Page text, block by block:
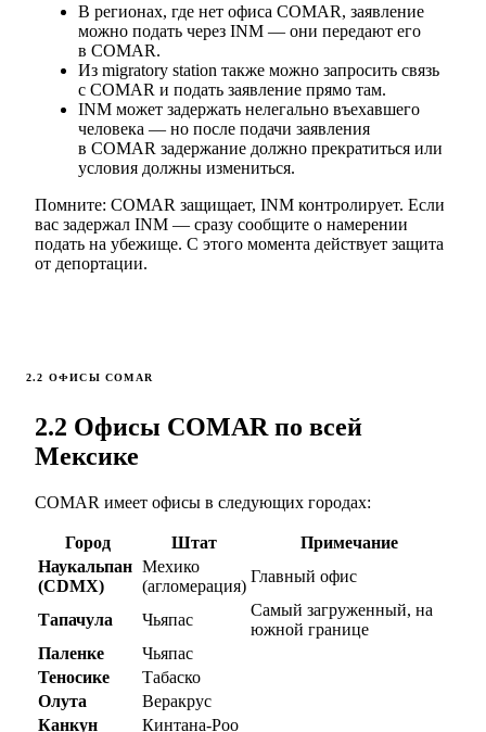
В регионах, где нет офиса COMAR, заявление
можно подать через INM — они передают его
в COMAR.
Из migratory station также можно запросить связь
с COMAR и подать заявление прямо там.
INM может задержать нелегально въехавшего
человека — но после подачи заявления
в COMAR задержание должно прекратиться или
условия должны измениться.
Помните: COMAR защищает, INM контролирует. Если
вас задержал INM — сразу сообщите о намерении
подать на убежище. С этого момента действует защита
от депортации.
2.2 ОФИСЫ COMAR
2.2 Офисы COMAR по всей
Мексике
COMAR имеет офисы в следующих городах:
Город Штат
Примечание
Наукальпан
(CDMX)
Мехико
(агломерация)
Главный офис
Тапачула Чьяпас
Самый загруженный, на
южной границе
Паленке
Чьяпас
Теносике
Табаско
Олута
Веракрус
Канкун
Кинтана-Роо